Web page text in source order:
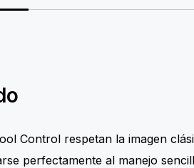
Control respetan la imagen
perfectamente al manejo